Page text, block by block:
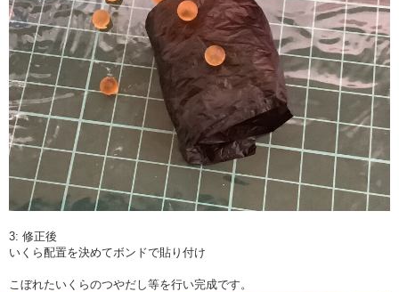
3: 修正後
いくら配置を決めてボンドで貼り付け
こぼれたいくらのつやだし等を行い完成です。